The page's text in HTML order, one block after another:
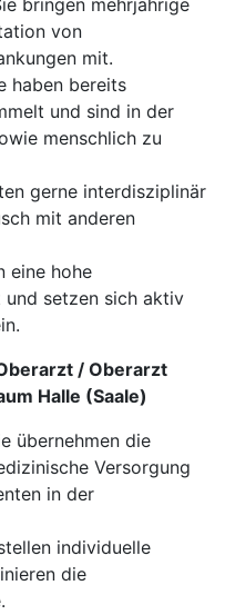
bringen mehrjährige
von
mit.
haben bereits
und sind in der
menschlich zu
gerne interdisziplinär
mit anderen
eine hohe
setzen sich aktiv
/ Oberarzt
Halle (Saale)
übernehmen die
Versorgung
in der
individuelle
die